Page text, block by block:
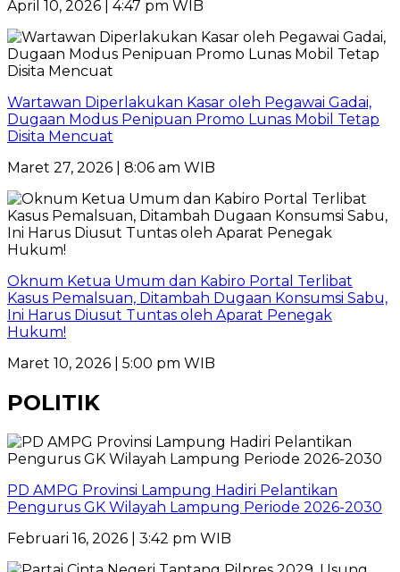
April 10, 2026 | 4:47 pm WIB
Wartawan Diperlakukan Kasar oleh Pegawai Gadai,
Dugaan Modus Penipuan Promo Lunas Mobil Tetap
Disita Mencuat
Maret 27, 2026 | 8:06 am WIB
Oknum Ketua Umum dan Kabiro Portal Terlibat
Kasus Pemalsuan, Ditambah Dugaan Konsumsi Sabu,
Ini Harus Diusut Tuntas oleh Aparat Penegak
Hukum!
Maret 10, 2026 | 5:00 pm WIB
POLITIK
PD AMPG Provinsi Lampung Hadiri Pelantikan
Pengurus GK Wilayah Lampung Periode 2026-2030
Februari 16, 2026 | 3:42 pm WIB